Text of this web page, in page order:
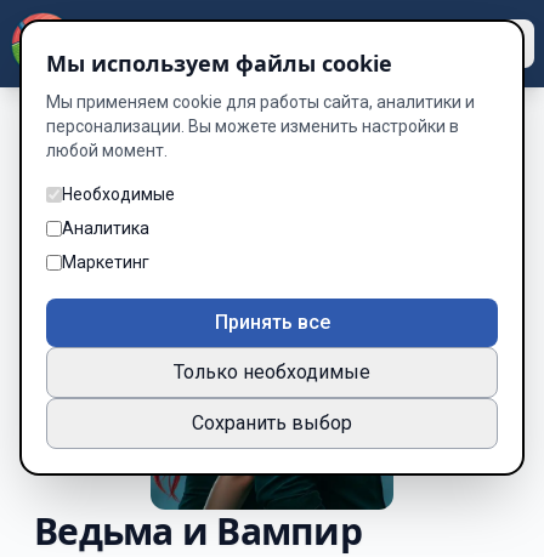
Ведьма и Вампир
Мы используем файлы cookie
Мы применяем cookie для работы сайта, аналитики и
персонализации. Вы можете изменить настройки в
любой момент.
Необходимые
Аналитика
Маркетинг
Принять все
Только необходимые
Сохранить выбор